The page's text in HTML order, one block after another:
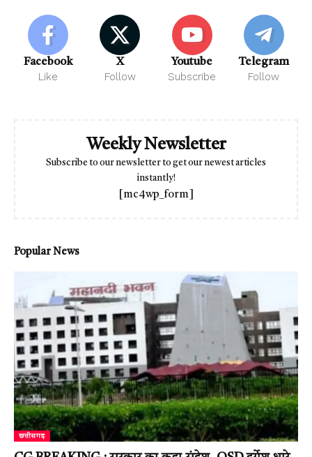
Facebook
Like
X
Follow
Youtube
Subscribe
Telegram
Follow
Weekly Newsletter
Subscribe to our newsletter to get our newest articles
instantly!
[mc4wp_form]
Popular News
छत्तीसगढ़